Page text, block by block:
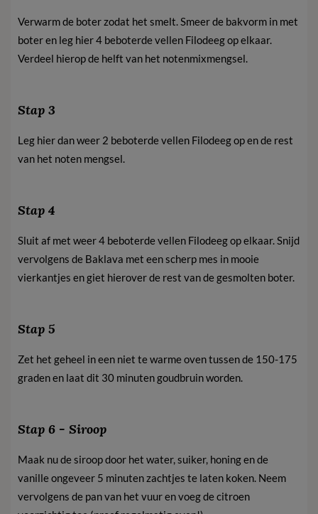
Verwarm de boter zodat het smelt. Smeer de bakvorm in met
boter en leg hier 4 beboterde vellen Filodeeg op elkaar.
Verdeel hierop de helft van het notenmixmengsel.
Stap 3
Leg hier dan weer 2 beboterde vellen Filodeeg op en de rest
van het noten mengsel.
Stap 4
Sluit af met weer 4 beboterde vellen Filodeeg op elkaar. Snijd
vervolgens de Baklava met een scherp mes in mooie
vierkantjes en giet hierover de rest van de gesmolten boter.
Stap 5
Zet het geheel in een niet te warme oven tussen de 150-175
graden en laat dit 30 minuten goudbruin worden.
Stap 6 - Siroop
Maak nu de siroop door het water, suiker, honing en de
vanille ongeveer 5 minuten zachtjes te laten koken. Neem
vervolgens de pan van het vuur en voeg de citroen